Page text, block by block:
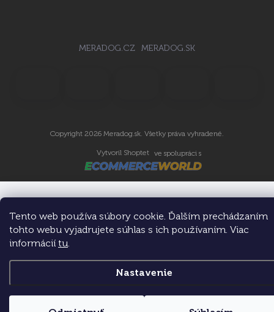
Tento web používa súbory cookie. Ďalším prechádzaním
tohto webu vyjadrujete súhlas s ich používaním. Viac
informácií tu.
Nastavenie
MERADOG.CZ MERADOG.SK
Vytvoril Shoptet ve spolupráci s
Copyright 2026 Meradog.sk . Všetky práva vyhradené.